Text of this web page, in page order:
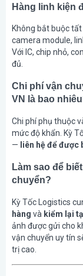
Hàng linh kiện
Không bắt buộc
camera module,
Với IC, chip nhỏ,
đủ.
Chi phí vận
VN là bao
Chi phí phụ thuộc
mức độ khẩn. Kỳ
— liên hệ để
Làm sao để
chuyển?
Kỳ Tốc Logistics
hàng và kiểm lại
ảnh được gửi cho
vận chuyển uy tín
trị cao.